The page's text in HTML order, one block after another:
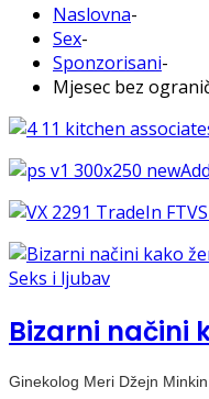
Naslovna-
Sex-
Sponzorisani-
Mjesec bez
Seks i ljubav
Bizarni načini
Ginekolog Meri Džejn